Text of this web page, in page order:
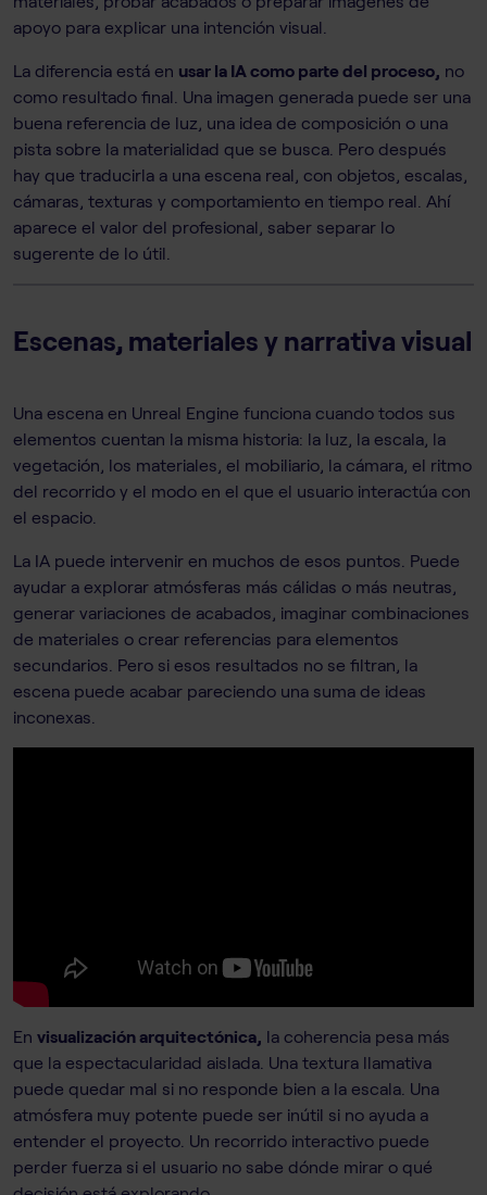
apoyo para explicar una intención visual.
La diferencia está en usar la IA como parte del proceso, no
como resultado final. Una imagen generada puede ser una
buena referencia de luz, una idea de composición o una
pista sobre la materialidad que se busca. Pero después
hay que traducirla a una escena real, con objetos, escalas,
cámaras, texturas y comportamiento en tiempo real. Ahí
aparece el valor del profesional, saber separar lo
sugerente de lo útil.
Escenas, materiales y narrativa visual
Una escena en Unreal Engine funciona cuando todos sus
elementos cuentan la misma historia: la luz, la escala, la
vegetación, los materiales, el mobiliario, la cámara, el ritmo
del recorrido y el modo en el que el usuario interactúa con
el espacio.
La IA puede intervenir en muchos de esos puntos. Puede
ayudar a explorar atmósferas más cálidas o más neutras,
generar variaciones de acabados, imaginar combinaciones
de materiales o crear referencias para elementos
secundarios. Pero si esos resultados no se filtran, la
escena puede acabar pareciendo una suma de ideas
inconexas.
En visualización arquitectónica, la coherencia pesa más
que la espectacularidad aislada. Una textura llamativa
puede quedar mal si no responde bien a la escala. Una
atmósfera muy potente puede ser inútil si no ayuda a
entender el proyecto. Un recorrido interactivo puede
perder fuerza si el usuario no sabe dónde mirar o qué